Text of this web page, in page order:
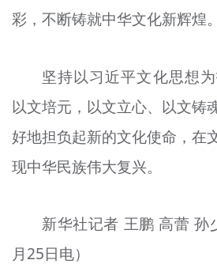
彩，不断铸就中华文化新辉煌。
坚持以习近平文化思想为
以文培元，以文立心、以文铸
好地担负起新的文化使命，在
现中华民族伟大复兴。
新华社记者 王鹏 高蕾 孙
月25日电）